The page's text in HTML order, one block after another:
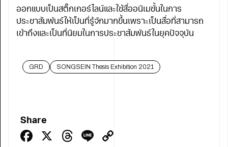
ออกแบบเป็นสติ๊กเกอร์ไลน์และใช้สื่ออนิเมชั้นในการ
ประชาสัมพันธ์ให้เป็นที่รู้จักมากขึ้นเพราะเป็นสื่อที่สามารถ
เข้าถึงและเป็นที่นิยมในการประชาสัมพันธ์ในยุคปัจจุบัน
GRD SONGSEIN Thesis Exhibition 2021
Share
Facebook
X Threads
Line